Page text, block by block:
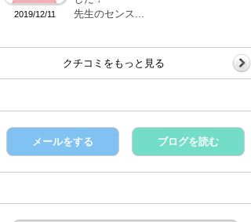
2019/12/11
先生のセンス...
クチコミをもっと見る
メールをする ブログを読む